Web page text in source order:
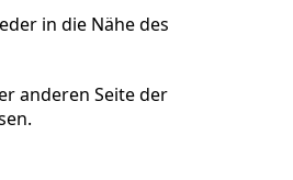
in die Nähe des
anderen Seite der